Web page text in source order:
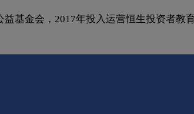
基金会，2017年投入运营恒生投资者教